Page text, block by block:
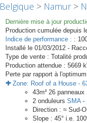
Belgique > Namur>
Dernière mise à jour
Production cumulée depuis
Indice de performance : :
Installé le 01/03/2012 -
Type de vente : Totalité
Production attendue : 5669
Perte par rapport à
Zone: Roof of a House -
43m² 26 panneaux
2 onduleurs SMA-
Direction : ≈ Sud-
Slope : 45° i.e. 100